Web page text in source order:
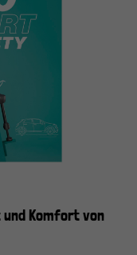
und Komfort von